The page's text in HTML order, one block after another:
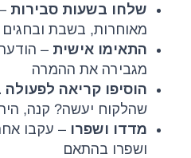
שלחו בשעות סבירות
מאוחרות, בשבת ובחגים
התאימו אישית –
מגבירה את ההמרה
הוסיפו קריאה לפעולה
שהלקוח יעשה? קנה,
מדדו ושפרו – עקבו
ושפרו בהתאם